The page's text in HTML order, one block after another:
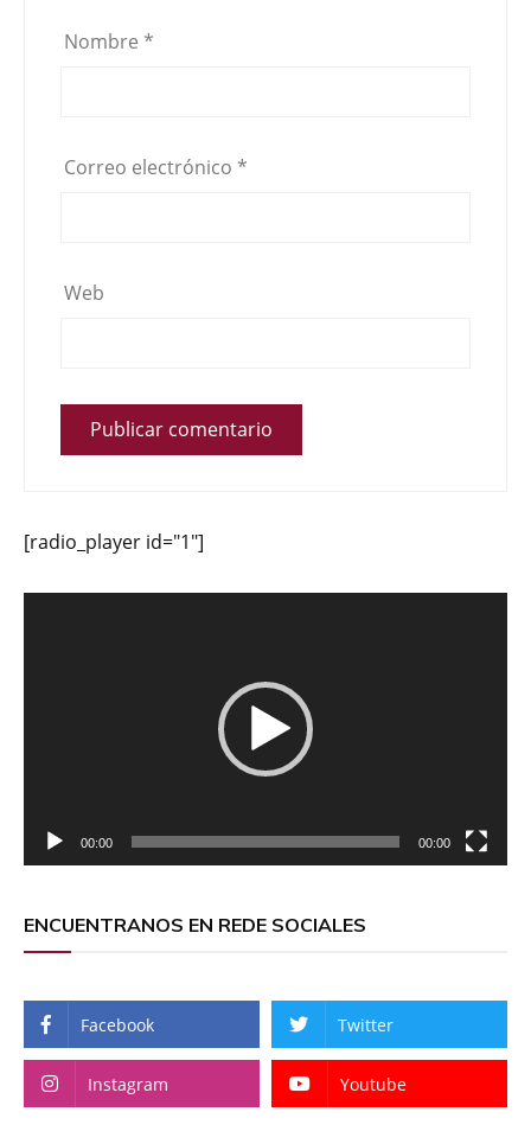
Nombre *
Correo electrónico *
Web
[radio_player id="1"]
00:00 00:00
ENCUENTRANOS EN REDE SOCIALES
Facebook Twitter
Instagram Youtube